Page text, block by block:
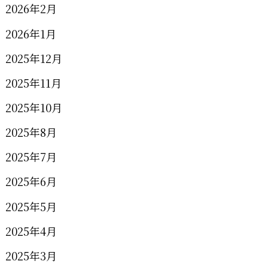
2026年2月
2026年1月
2025年12月
2025年11月
2025年10月
2025年8月
2025年7月
2025年6月
2025年5月
2025年4月
2025年3月